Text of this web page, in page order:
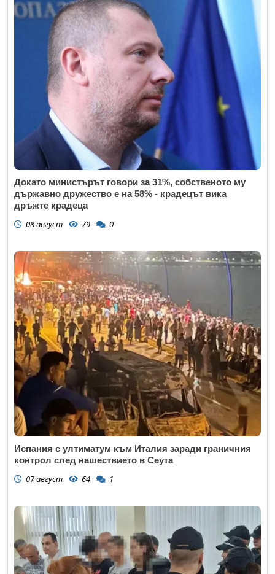
Докато министърът говори за 31%, собственото му
държавно дружество е на 58% - крадецът вика
дръжте крадеца
08 август 79 0
Испания с ултиматум към Италия заради граничния
контрол след нашествието в Сеута
07 август 64 1